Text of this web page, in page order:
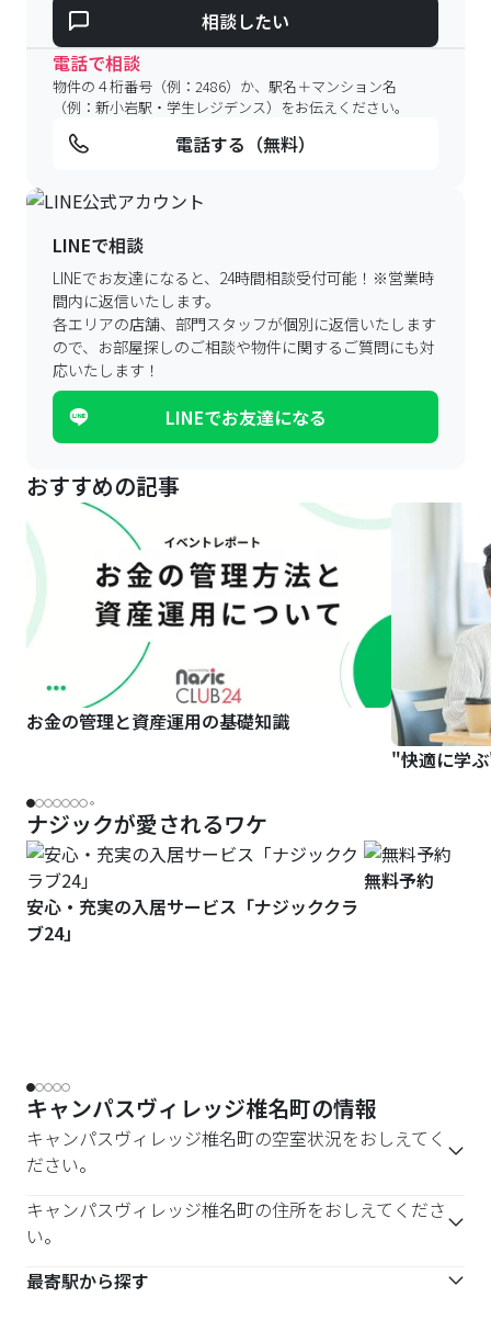
相談したい
電話で相談
物件の４桁番号（例：2486）か、駅名＋マンション名
（例：新小岩駅・学生レジデンス）をお伝えください。
電話する（無料）
LINEで相談
LINEでお友達になると、24時間相談受付可能！ ※営業時
間内に返信いたします。
各エリアの店舗、部門スタッフが個別に返信いたします
ので、 お部屋探しのご相談や物件に関するご質問にも対
応いたします！
LINEでお友達になる
おすすめの記事
お金の管理と資産運用の基礎知識
"快適に学
ナジックが愛されるワケ
安心・充実の入居サービス「ナジッククラ
ブ24」
無料予約
キャンパスヴィレッジ椎名町の情報
キャンパスヴィレッジ椎名町の空室状況をおしえてく
ださい。
キャンパスヴィレッジ椎名町の住所をおしえてくださ
い。
最寄駅から探す